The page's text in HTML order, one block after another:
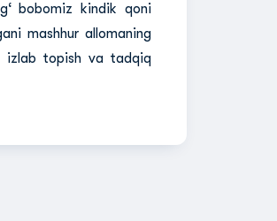
bobomiz kindik qoni
mashhur allomaning
izlab topish va tadqiq